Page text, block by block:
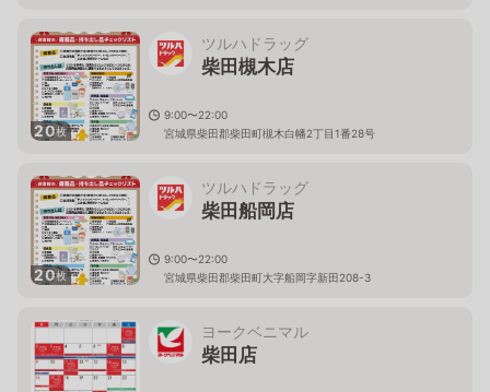
20枚
ツルハドラッグ
柴田槻木店
9:00〜22:00
宮城県柴田郡柴田町槻木白幡2丁目1番28号
20枚
ツルハドラッグ
柴田船岡店
9:00〜22:00
宮城県柴田郡柴田町大字船岡字新田208-3
ヨークベニマル
柴田店